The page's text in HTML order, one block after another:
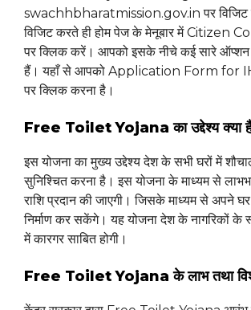
swachhbharatmission.gov.in पर विजिट
विजिट करते ही होम पेज के मेनूबार में Citizen
पर क्लिक करें। आपको इसके नीचे कई सारे
हैं। यहाँ से आपको Application Form for
पर क्लिक करना है।
Free Toilet Yojana का उद्देश्य क्या
इस योजना का मुख्य उद्देश्य देश के सभी घरों में
सुनिश्चित करना है। इस योजना के माध्यम से
राशि प्रदान की जाएगी। जिसके माध्यम से अपने
निर्माण कर सकेंगे। यह योजना देश के नागरिकों के
में कारगर साबित होगी।
Free Toilet Yojana के लाभ तथा